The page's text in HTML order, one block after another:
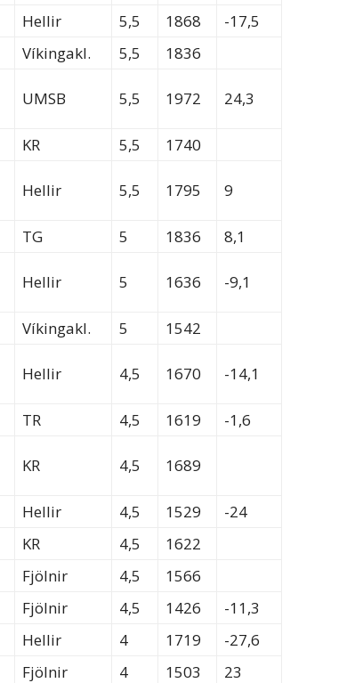
Hellir 5,5 1868
-17,5
Víkingakl. 5,5 1836
UMSB 5,5 1972 24,3
KR 5,5 1740
Hellir 5,5 1795 9
TG 5 1836 8,1
Hellir 5 1636 -9,1
Víkingakl. 5 1542
Hellir 4,5 1670 -14,1
TR 4,5 1619 -1,6
KR 4,5 1689
Hellir 4,5 1529
-24
KR 4,5
1622
Fjölnir 4,5
1566
Fjölnir 4,5 1426
-11,3
Hellir 4 1719
-27,6
Fjölnir 4 1503
23